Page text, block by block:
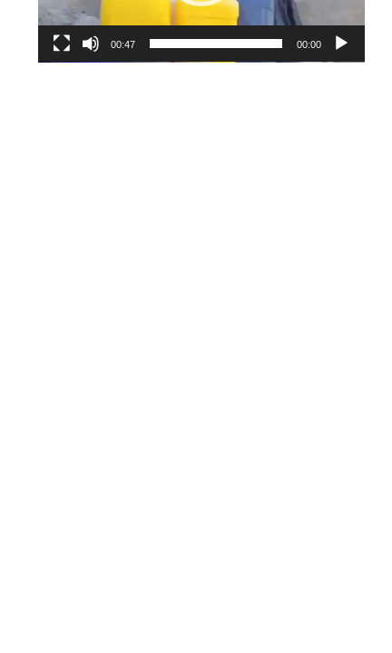
00:00
00:47